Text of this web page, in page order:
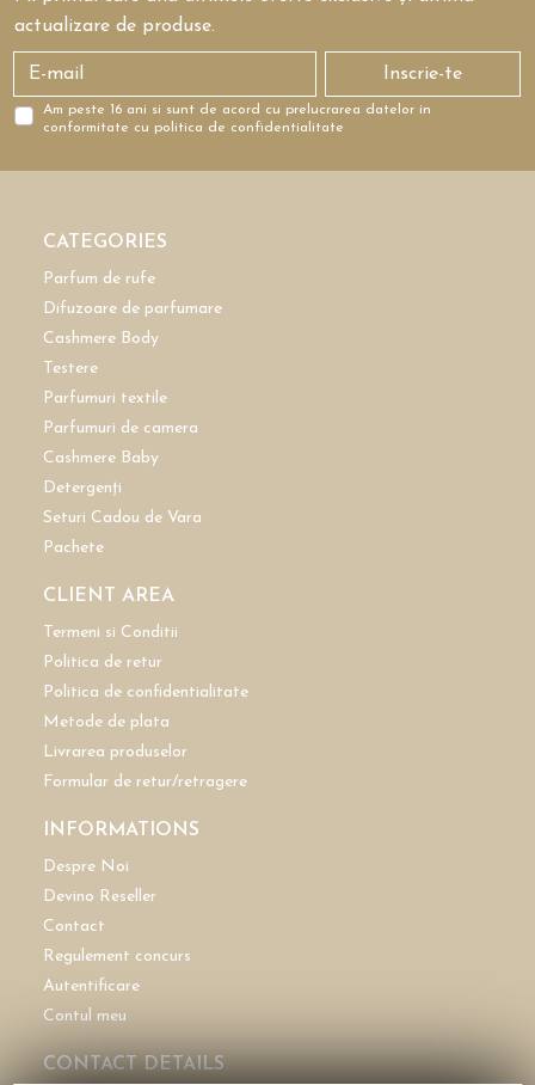
actualizare de produse.
Inscrie-te
Am peste 16 ani si sunt de acord cu prelucrarea datelor in
conformitate cu politica de confidentialitate
CATEGORIES
Parfum de rufe
Difuzoare de parfumare
Cashmere Body
Testere
Parfumuri textile
Parfumuri de camera
Cashmere Baby
Detergenți
Seturi Cadou de Vara
Pachete
CLIENT AREA
Termeni si Conditii
Politica de retur
Politica de confidentialitate
Metode de plata
Livrarea produselor
Formular de retur/retragere
INFORMATIONS
Despre Noi
Devino Reseller
Contact
Regulement concurs
Autentificare
Contul meu
CONTACT DETAILS